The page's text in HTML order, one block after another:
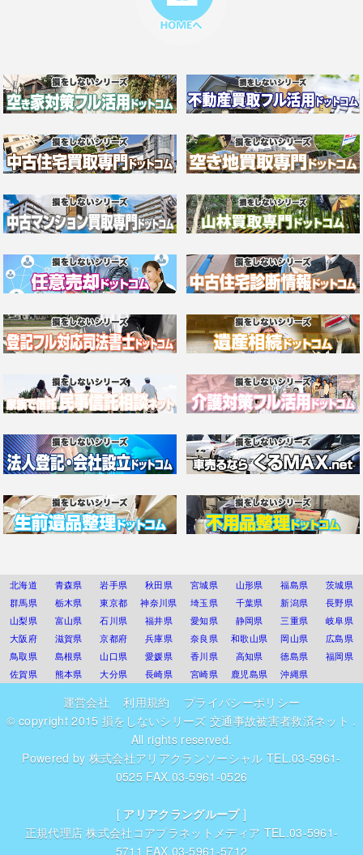
北海道 青森県 岩手県 秋田県 宮城県 山形県 福島県
茨城県
群馬県
栃木県 東京都 神奈川県 埼玉県 千葉県 新潟県
長野県
山梨県
富山県 石川県 福井県 愛知県 静岡県 三重県
岐阜県
大阪府
滋賀県 京都府 兵庫県 奈良県 和歌山県 岡山県
広島県
鳥取県
島根県 山口県 愛媛県 香川県 高知県 徳島県
福岡県
佐賀県
熊本県 大分県 長崎県 宮崎県 鹿児島県 沖縄県
運営会社 利用規約
プライバシーポリシー
© copyright 2015 損をしないシリーズ 交通事故被害者救済ネット .
All rights reserved.
Powered by 株式会社アリアクランソーシャル TEL.03-5961-
0525 FAX.03-5961-0526
[ アリアクラングループ]
正規代理店株式会社コアプラネットメディア TEL.03-5961-
5711 FAX.03-5961-5712